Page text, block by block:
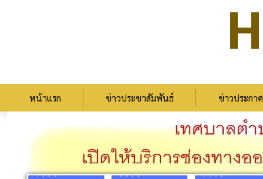
หน้าแรก ข่าวประชาสัมพันธ์ ข่าวประกาศ